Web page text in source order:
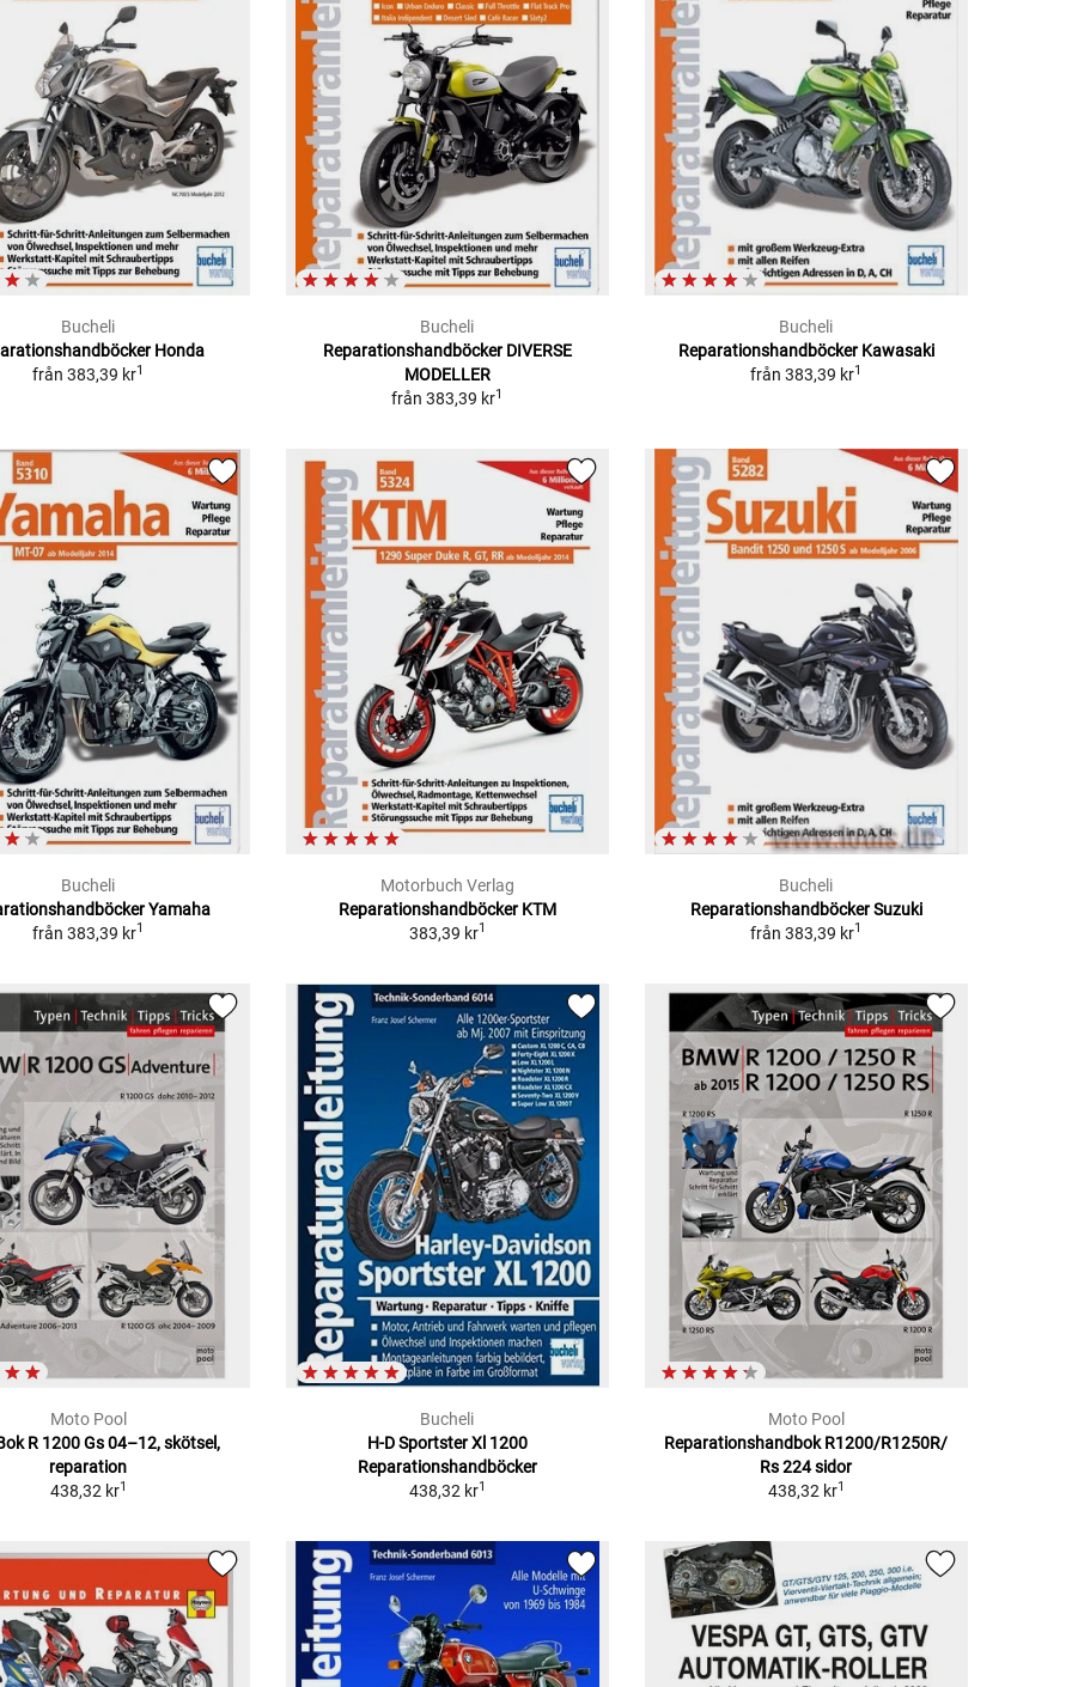
Bucheli
Honda
från383,39 kr1
Bucheli
Reparationshandböcker DIVERSE
MODELLER
från383,39 kr1
Bucheli
Reparationshandböcker Kawasaki
från383,39 kr1
Bucheli
Yamaha
från383,39 kr1
Motorbuch Verlag
Reparationshandböcker KTM
383,39 kr1
Bucheli
Reparationshandböcker Suzuki
från383,39 kr1
Moto Pool
R 1200 Gs 04–12, skötsel,
reparation
438,32 kr1
Bucheli
H-D Sportster Xl 1200
Reparationshandböcker
438,32 kr1
Moto Pool
Reparationshandbok R1200/R1250R/
Rs 224 sidor
438,32 kr1